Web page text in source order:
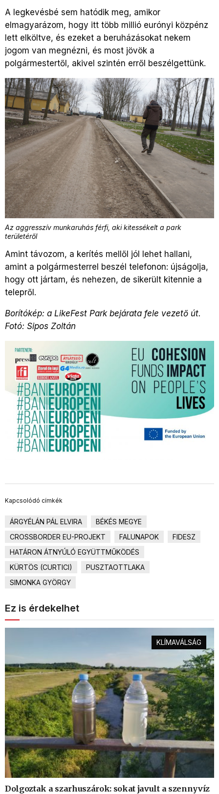
A legkevésbé sem hatódik meg, amikor
elmagyarázom, hogy itt több millió eurónyi közpénz
lett elköltve, és ezeket a beruházásokat nekem
jogom van megnézni, és most jövök a
polgármestertől, akivel szintén erről beszélgettünk.
Az aggresszív munkaruhás férfi, aki kitessékelt a park
területéről
Amint távozom, a kerítés mellől jól lehet hallani,
amint a polgármesterrel beszél telefonon: újságolja,
hogy ott jártam, és nehezen, de sikerült kitennie a
telepről.
Borítókép: a LikeFest Park bejárata fele vezető út.
Fotó: Sipos Zoltán
Kapcsolódó címkék
ÁRGYÉLÁN PÁL ELVIRA
BÉKÉS MEGYE
CROSSBORDER EU-PROJEKT
FALUNAPOK
FIDESZ
HATÁRON ÁTNYÚLÓ EGYÜTTMŰKÖDÉS
KÜRTÖS (CURTICI)
PUSZTAOTTLAKA
SIMONKA GYÖRGY
Ez is érdekelhet
KLÍMAVÁLSÁG
Dolgoztak a szarhuszárok: sokat javult a szennyvíz